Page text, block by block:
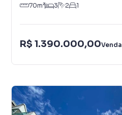
70m² 3 2 1
R$ 1.390.000,00Venda